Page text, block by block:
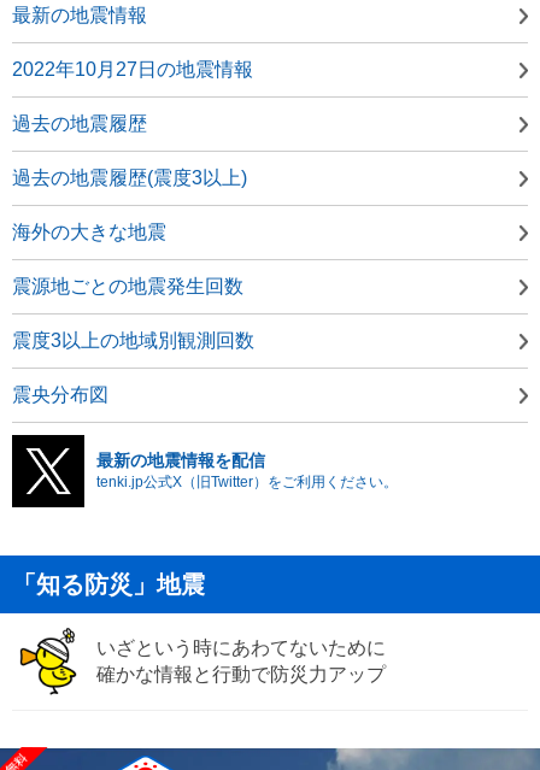
最新の地震情報
2022年10月27日の地震情報
過去の地震履歴
過去の地震履歴(震度3以上)
海外の大きな地震
震源地ごとの地震発生回数
震度3以上の地域別観測回数
震央分布図
最新の地震情報を配信
tenki.jp公式X（旧Twitter）をご利用ください。
「知る防災」地震
いざという時にあわてないために
確かな情報と行動で防災力アップ